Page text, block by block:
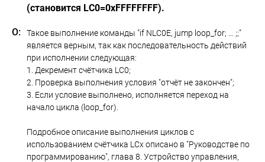
(становится LC0=0xFFFFFFFF).
Такое выполнение команды "if NLC0E, jump loop_for; … ;;"
является верным, так как последовательность действий
при исполнении следующая:
1. Декремент счётчика LC0;
2. Проверка выполнения условия "отчёт не закончен";
3. Если условие выполнено, исполняется переход на
начало цикла (loop_for).
Подробное описание выполнения циклов с
использованием счётчика LCx описано в "Руководстве по
программированию", глава 8. Устройство управления,